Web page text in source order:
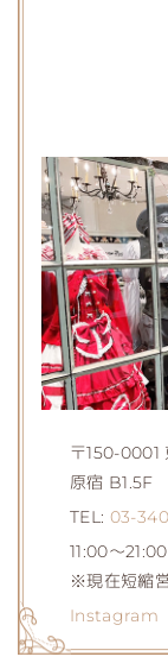
〒150-0001
原宿 B1.5F
TEL: 03-
11:00～21:00
※現在短縮
Instagram